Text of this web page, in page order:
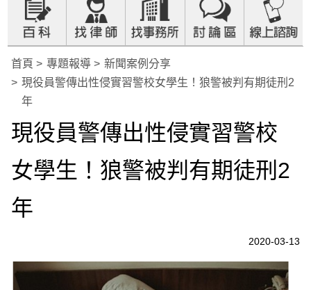
首頁 專題報導
新聞案例分享
現役員警傳出性侵實習警校女學生！狼警被判有期徒刑2
年
現役員警傳出性侵實習警校
女學生！狼警被判有期徒刑2
年
2020-03-13